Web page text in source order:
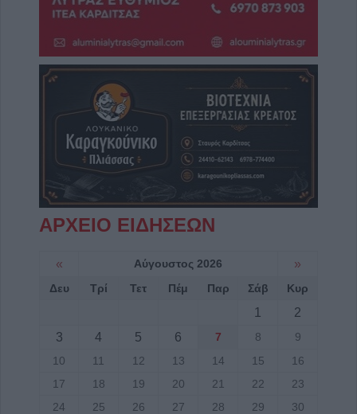
ΑΡΧΕΙΟ ΕΙΔΗΣΕΩΝ
« Αύγουστος 2026 »
Δευ Τρί Τετ Πέμ Παρ Σάβ Κυρ
1
2
3
4 5 6 7 8
9
10
11 12 13 14 15
16
17
18 19 20 21 22
23
24
25 26 27 28 29
30